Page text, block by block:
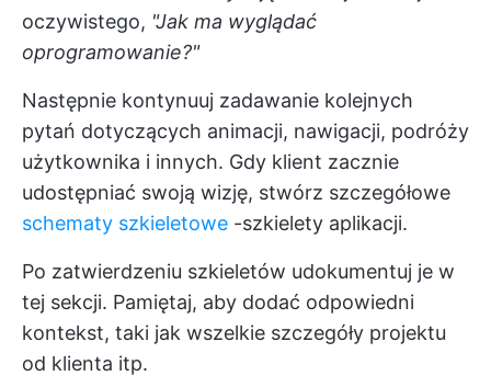
oczywistego, "Jak ma wyglądać
oprogramowanie?"
Następnie kontynuuj zadawanie kolejnych
pytań dotyczących animacji, nawigacji, podróży
użytkownika i innych. Gdy klient zacznie
udostępniać swoją wizję, stwórz szczegółowe
schematy szkieletowe -szkielety aplikacji.
Po zatwierdzeniu szkieletów udokumentuj je w
tej sekcji. Pamiętaj, aby dodać odpowiedni
kontekst, taki jak wszelkie szczegóły projektu
od klienta itp.